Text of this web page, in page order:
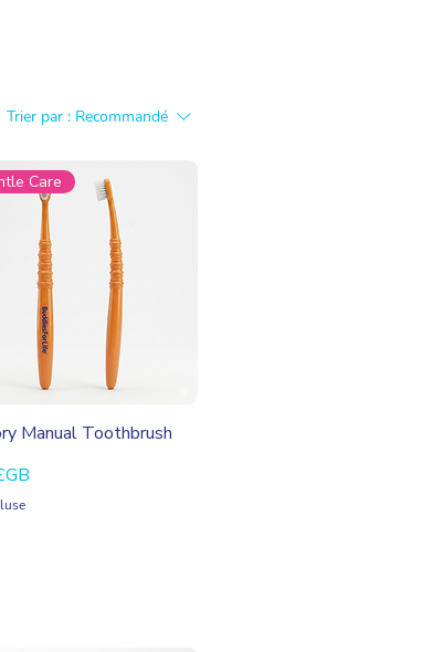
Trier par : Recommandé
Aperçu rapide
Care
Manual Toothbrush